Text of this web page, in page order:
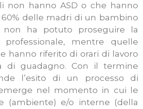
non hanno ASD o che hanno
60% delle madri di un bambino
non ha potuto proseguire la
professionale, mentre quelle
hanno riferito di orari di lavoro
di guadagno. Con il termine
l’esito di un processo di
nel momento in cui le
(ambiente) e/o interne (della